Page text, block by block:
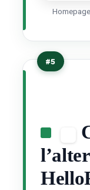
#5